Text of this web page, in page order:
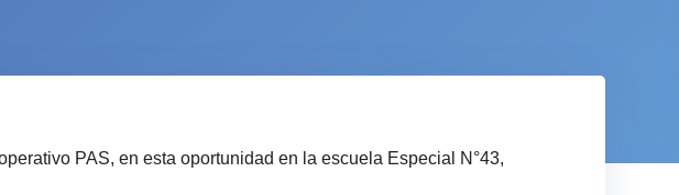
PAS, en esta oportunidad en la escuela Especial N°43,